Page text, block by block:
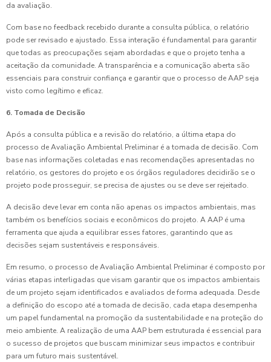
da avaliação.
Com base no feedback recebido durante a consulta pública, o relatório
pode ser revisado e ajustado. Essa interação é fundamental para garantir
que todas as preocupações sejam abordadas e que o projeto tenha a
aceitação da comunidade. A transparência e a comunicação aberta são
essenciais para construir confiança e garantir que o processo de AAP seja
visto como legítimo e eficaz.
6. Tomada de Decisão
Após a consulta pública e a revisão do relatório, a última etapa do
processo de Avaliação Ambiental Preliminar é a tomada de decisão. Com
base nas informações coletadas e nas recomendações apresentadas no
relatório, os gestores do projeto e os órgãos reguladores decidirão se o
projeto pode prosseguir, se precisa de ajustes ou se deve ser rejeitado.
A decisão deve levar em conta não apenas os impactos ambientais, mas
também os benefícios sociais e econômicos do projeto. A AAP é uma
ferramenta que ajuda a equilibrar esses fatores, garantindo que as
decisões sejam sustentáveis e responsáveis.
Em resumo, o processo de Avaliação Ambiental Preliminar é composto por
várias etapas interligadas que visam garantir que os impactos ambientais
de um projeto sejam identificados e avaliados de forma adequada. Desde
a definição do escopo até a tomada de decisão, cada etapa desempenha
um papel fundamental na promoção da sustentabilidade e na proteção do
meio ambiente. A realização de uma AAP bem estruturada é essencial para
o sucesso de projetos que buscam minimizar seus impactos e contribuir
para um futuro mais sustentável.